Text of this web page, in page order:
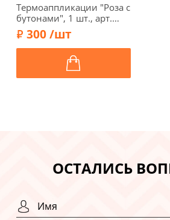
Термоаппликации "Роза с
бутонами", 1 шт., арт.
569764.B
300 /шт
ОСТАЛИСЬ